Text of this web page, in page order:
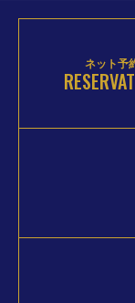
ネット予